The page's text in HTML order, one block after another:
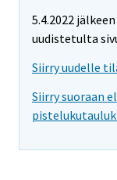
5.4.2022
uudistetulta
Siirry uudelle
Siirry suoraan